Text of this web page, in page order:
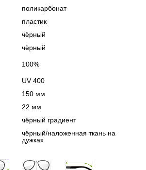
поликарбонат
пластик
чёрный
чёрный
100%
UV 400
150 мм
22 мм
чёрный градиент
чёрный/наложенная ткань на
дужках